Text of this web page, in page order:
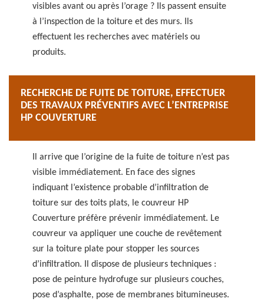
visibles avant ou après l’orage ? Ils passent ensuite
à l’inspection de la toiture et des murs. Ils
effectuent les recherches avec matériels ou
produits.
RECHERCHE DE FUITE DE TOITURE, EFFECTUER
DES TRAVAUX PRÉVENTIFS AVEC L’ENTREPRISE
HP COUVERTURE
Il arrive que l’origine de la fuite de toiture n’est pas
visible immédiatement. En face des signes
indiquant l’existence probable d’infiltration de
toiture sur des toits plats, le couvreur HP
Couverture préfère prévenir immédiatement. Le
couvreur va appliquer une couche de revêtement
sur la toiture plate pour stopper les sources
d’infiltration. Il dispose de plusieurs techniques :
pose de peinture hydrofuge sur plusieurs couches,
pose d’asphalte, pose de membranes bitumineuses.